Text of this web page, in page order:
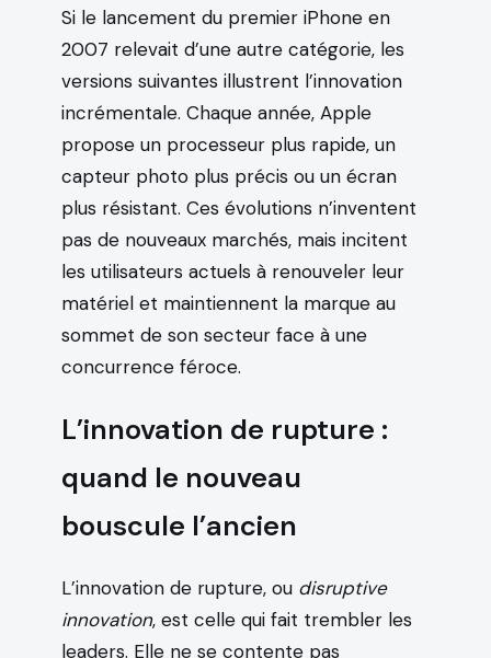
Si le lancement du premier iPhone en
2007 relevait d’une autre catégorie, les
versions suivantes illustrent l’innovation
incrémentale. Chaque année, Apple
propose un processeur plus rapide, un
capteur photo plus précis ou un écran
plus résistant. Ces évolutions n’inventent
pas de nouveaux marchés, mais incitent
les utilisateurs actuels à renouveler leur
matériel et maintiennent la marque au
sommet de son secteur face à une
concurrence féroce.
L’innovation de rupture :
quand le nouveau
bouscule l’ancien
L’innovation de rupture, ou disruptive
innovation, est celle qui fait trembler les
leaders. Elle ne se contente pas